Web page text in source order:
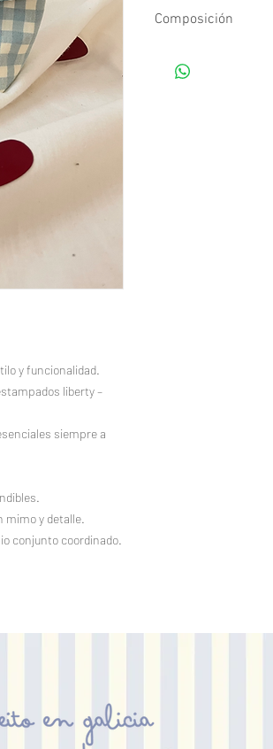
y funcionalidad.
liberty –
siempre a
mimo y detalle.
conjunto coordinado.
Composición